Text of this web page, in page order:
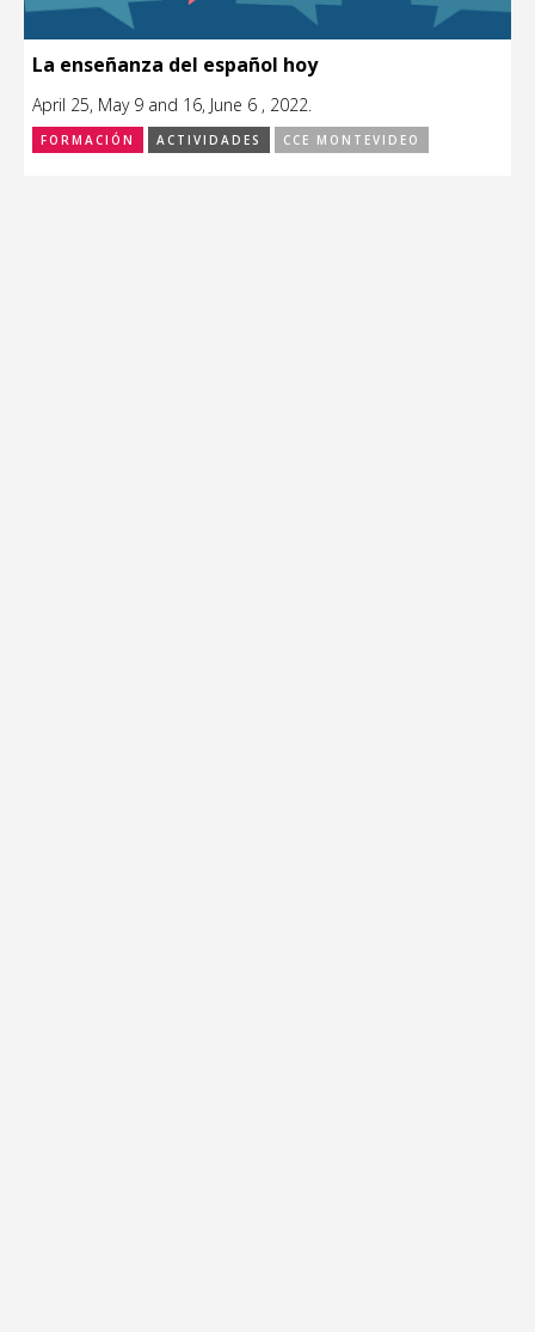
La enseñanza del español hoy
April 25, May 9 and 16, June 6 , 2022.
FORMACIÓN ACTIVIDADES CCE MONTEVIDEO